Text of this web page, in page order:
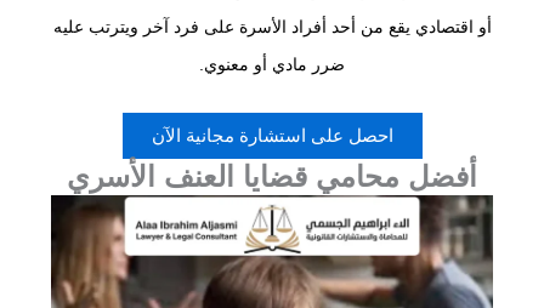
أو اقتصادي يقع من أحد أفراد الأسرة على فرد آخر ويترتب عليه
ضرر مادي أو معنوي.
احصل على استشارة مجانية الآن
أفضل محامي قضايا العنف الأسري